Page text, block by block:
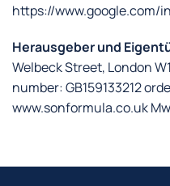
https://
Herausgeber und
Welbeck Street, London
number: GB159133212
www.sonformula.co.uk